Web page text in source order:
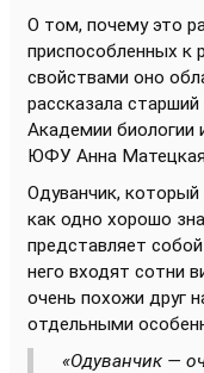
О том, почему это
приспособленных к
свойствами оно
рассказала
Академии
ЮФУ Анна Матецкая.
Одуванчик,
как одно хорошо
представляет
него входят сотни
очень похожи друг
отдельными
«Одуванчик —